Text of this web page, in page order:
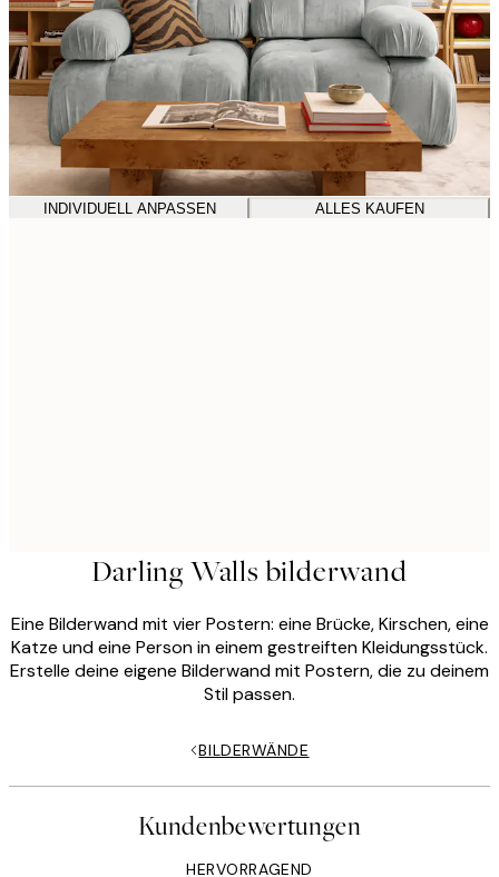
INDIVIDUELL ANPASSEN ALLES KAUFEN
Darling Walls bilderwand
Eine Bilderwand mit vier Postern: eine Brücke, Kirschen, eine
Katze und eine Person in einem gestreiften Kleidungsstück.
Erstelle deine eigene Bilderwand mit Postern, die zu deinem
Stil passen.
BILDERWÄNDE
Kundenbewertungen
HERVORRAGEND